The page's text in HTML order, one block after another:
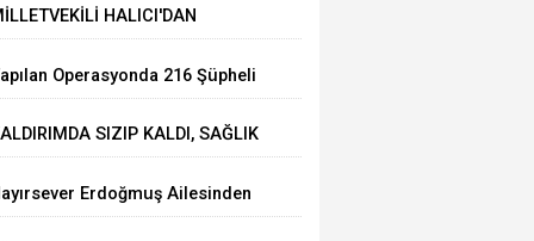
HALICI'DAN
DESTEK
Operasyonda 216 Şüpheli
SIZIP KALDI, SAĞLIK
KESİCİ OLDUErdoğmuş Ailesinden